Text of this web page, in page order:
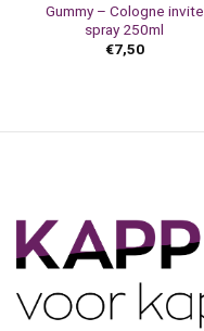
Gummy – Cologne invite
spray 250ml
€7,50